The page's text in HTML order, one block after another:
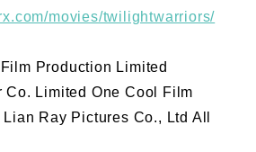
movies/twilightwarriors/
Production Limited
Co. Limited One Cool Film
Ray Pictures Co., Ltd All